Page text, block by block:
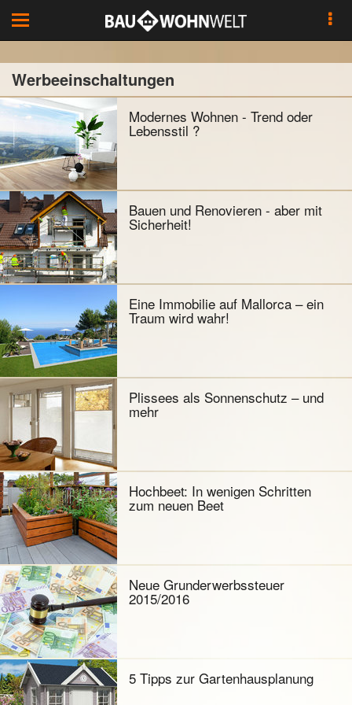
Toggle
navigation
Werbeeinschaltungen
Modernes Wohnen - Trend oder
Lebensstil ?
Bauen und Renovieren - aber mit
Sicherheit!
Eine Immobilie auf Mallorca – ein
Traum wird wahr!
Plissees als Sonnenschutz – und
mehr
Hochbeet: In wenigen Schritten
zum neuen Beet
Neue Grunderwerbssteuer
2015/2016
5 Tipps zur Gartenhausplanung